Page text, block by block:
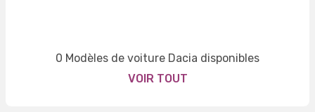
0 Modèles de voiture Dacia disponibles
VOIR TOUT